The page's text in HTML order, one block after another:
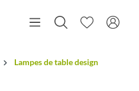
Lampes de table design